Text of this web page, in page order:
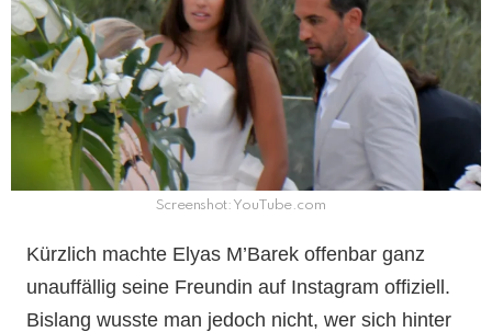
Screenshot: YouTube.com
Kürzlich machte Elyas M’Barek offenbar ganz
unauffällig seine Freundin auf Instagram offiziell.
Bislang wusste man jedoch nicht, wer sich hinter